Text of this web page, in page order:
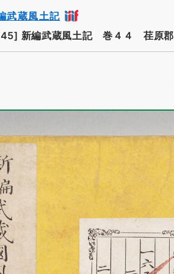
武蔵風土記
新編武蔵風土記 巻４４ 荏原郡